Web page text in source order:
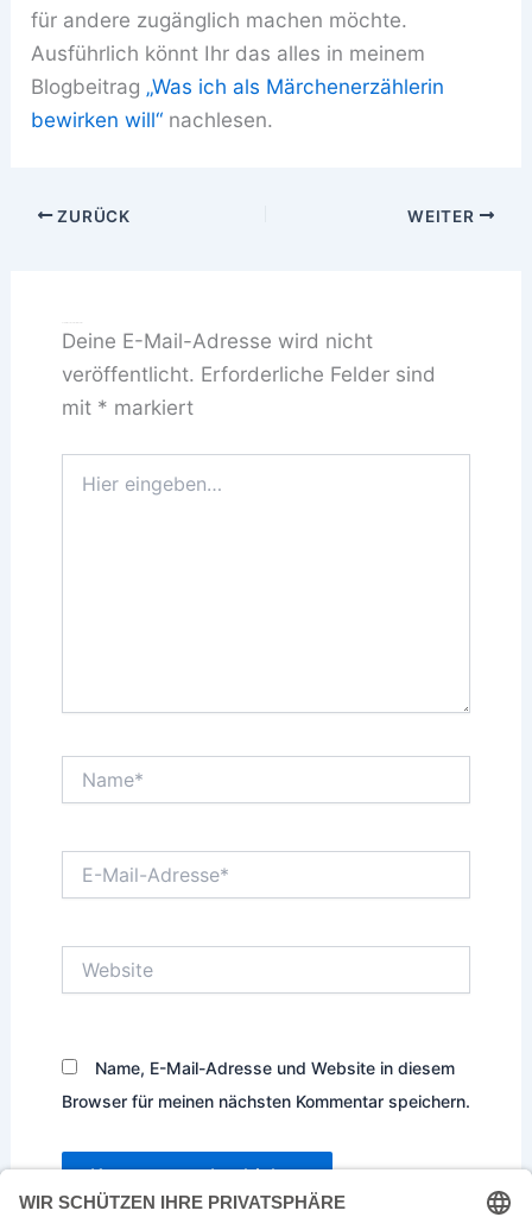
für andere zugänglich machen möchte.
Ausführlich könnt Ihr das alles in meinem
Blogbeitrag „Was ich als Märchenerzählerin
bewirken will“ nachlesen.
ZURÜCK WEITER
Deine E-Mail-Adresse wird nicht
veröffentlicht. Erforderliche Felder sind
mit * markiert
eingeben…
Mail-
Name, E-Mail-Adresse und Website in diesem
Browser für meinen nächsten Kommentar speichern.